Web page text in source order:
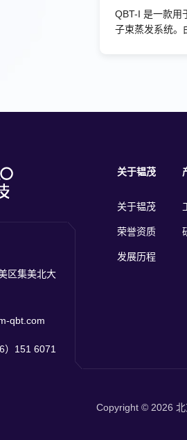
QBT-I 是一款用
子束蒸发系统。
区集美北大
qbt.com
）151 6071
关于韫茂
关于韫茂
荣誉资质
发展历程
Copyright © 2026